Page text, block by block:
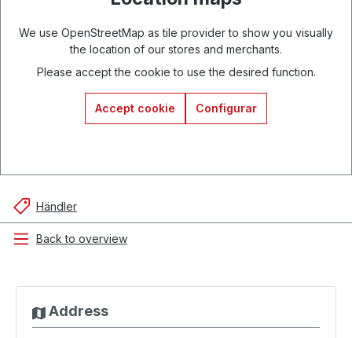
We use OpenStreetMap as tile provider to show you visually
the location of our stores and merchants.
Please accept the cookie to use the desired function.
Accept cookie Configurar
Händler
Back to overview
Address